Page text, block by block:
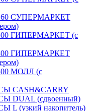
СУПЕРМАРКЕТ
ГИПЕРМАРКЕТ (с
ГИПЕРМАРКЕТ
МОЛЛ (с
CASH&CARRY
DUAL (сдвоенный)
(узкий накопитель)